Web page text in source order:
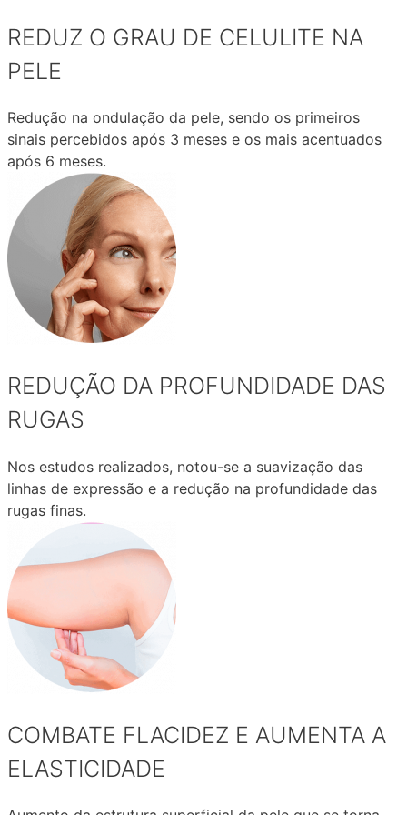
REDUZ O GRAU DE CELULITE NA
PELE
Redução na ondulação da pele, sendo os primeiros
sinais percebidos após 3 meses e os mais acentuados
após 6 meses.
REDUÇÃO DA PROFUNDIDADE DAS
RUGAS
Nos estudos realizados, notou-se a suavização das
linhas de expressão e a redução na profundidade das
rugas finas.
COMBATE FLACIDEZ E AUMENTA A
ELASTICIDADE